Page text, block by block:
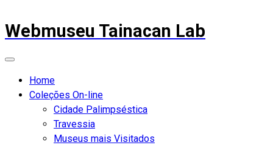
Webmuseu Tainacan Lab
Home
Coleções On-line
Cidade Palimpséstica
Travessia
Museus mais Visitados